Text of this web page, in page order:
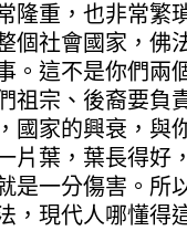
重，也非常繁
個社會國家，佛
。這不是你們兩
祖宗、後裔要負
國家的興衰，與
片葉，葉長得好
是一分傷害。所
，現代人哪懂得